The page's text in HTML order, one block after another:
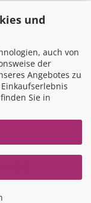
und
auch von
der
Angebotes zu
Sie in
DIE